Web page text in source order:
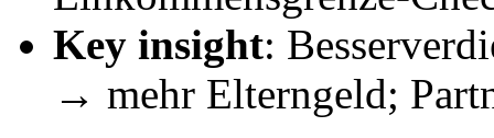
Key insight:
→ mehr Elterngeld;